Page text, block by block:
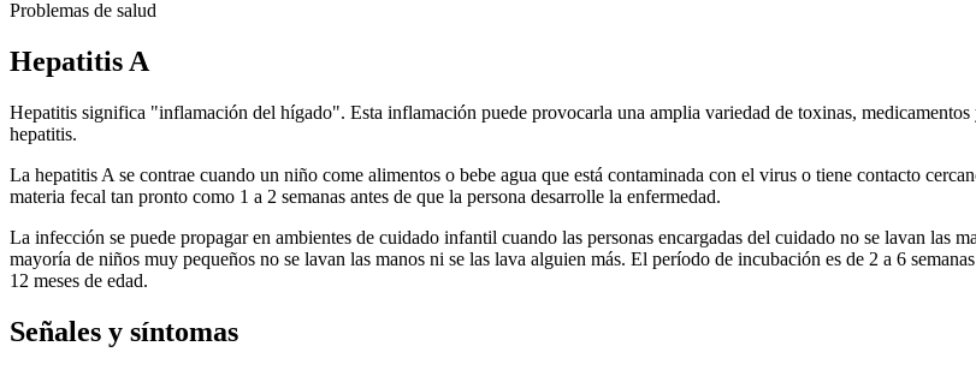
Problemas de salud
Hepatitis A
​Hepatitis significa "inflamación del hígado". Esta inflamación puede provocarla una amplia variedad de toxinas,
hepatitis.
La hepatitis A se contrae cuando un niño come alimentos o bebe agua que está contaminada con el virus o tiene contacto
materia fecal tan pronto como 1 a 2 semanas antes de que la persona desarrolle la enfermedad.
La infección se puede propagar en ambientes de cuidado infantil cuando las personas encargadas del cuidado no se lavan las
mayoría de niños muy pequeños no se lavan las manos ni se las lava alguien más. El período de incubación es de 2 a 6
12 meses de edad.
Señales y síntomas